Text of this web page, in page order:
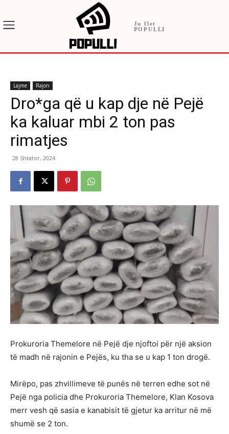
Ju flet
POPULLI
Lajme Rajon
Dro*ga që u kap dje në Pejë
ka kaluar mbi 2 ton pas
rimatjes
28 Shtator, 2024
Prokuroria Themelore në Pejë dje njoftoi për një aksion
të madh në rajonin e Pejës, ku tha se u kap 1 ton drogë.
Mirëpo, pas zhvillimeve të punës në terren edhe sot në
Pejë nga policia dhe Prokuroria Themelore, Klan Kosova
merr vesh që sasia e kanabisit të gjetur ka arritur në më
shumë se 2 ton.